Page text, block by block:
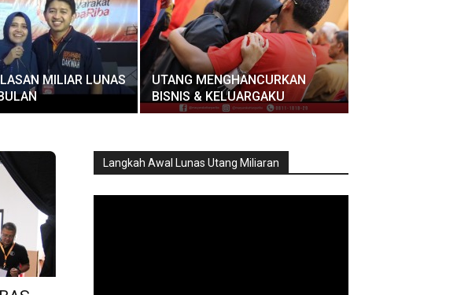
MILIAR LUNAS
UTANG MENGHANCURKAN
BISNIS & KELUARGAKU
Langkah Awal Lunas Utang Miliaran